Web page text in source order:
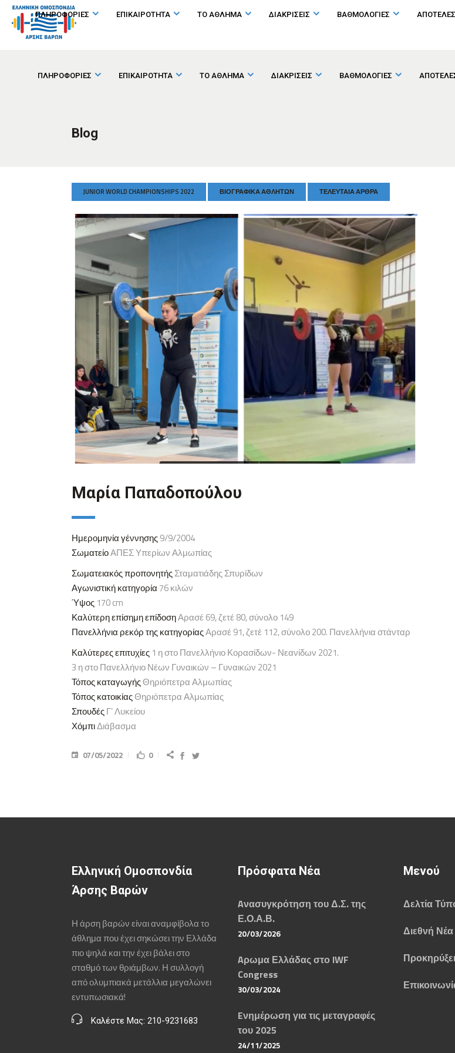
ΠΛΗΡΟΦΟΡΙΕΣ ΕΠΙΚΑΙΡΟΤΗΤΑ ΤΟ ΑΘΛΗΜΑ ΔΙΑΚΡΙΣΕΙΣ ΒΑΘΜΟΛΟΓΙΕΣ
ΠΛΗΡΟΦΟΡΙΕΣ ΕΠΙΚΑΙΡΟΤΗΤΑ ΤΟ ΑΘΛΗΜΑ ΔΙΑΚΡΙΣΕΙΣ ΒΑΘΜΟΛΟΓΙΕΣ
Blog
JUNIOR WORLD CHAMPIONSHIPS 2022 ΒΙΟΓΡΑΦΙΚΆ ΑΘΛΗΤΏΝ ΤΕΛΕΥΤΑΊΑ ΆΡΘΡΑ
Μαρία Παπαδοπούλου
Ημερομηνία γέννησης9/9/2004
ΣωματείοΑΠΕΣ Υπερίων Αλμωπίας
Σωματειακός προπονητήςΣταματιάδης Σπυρίδων
Αγωνιστική κατηγορία 76 κιλών
Ύψος 170 cm
Καλύτερη επίσημη επίδοσηΑρασέ 69, ζετέ 80, σύνολο 149
Πανελλήνια ρεκόρ της κατηγορίαςΑρασέ 91, ζετέ 112, σύνολο 200. Πανελλήνια στάνταρ
Καλύτερες επιτυχίες 1 η στο Πανελλήνιο Κορασίδων- Νεανίδων 2021.
3 η στο Πανελλήνιο Νέων Γυναικών – Γυναικών 2021
Τόπος καταγωγήςΘηριόπετρα Αλμωπίας
Τόπος κατοικίαςΘηριόπετρα Αλμωπίας
ΣπουδέςΓ’ Λυκείου
ΧόμπιΔιάβασμα
07/05/2022 0
Ελληνική Ομοσπονδία
Άρσης Βαρών
Η άρση βαρών είναι αναμφίβολα το
άθλημα που έχει σηκώσει την Ελλάδα
πιο ψηλά και την έχει βάλει στο
σταθμό των θριάμβων. Η συλλογή
από ολυμπιακά μετάλλια μεγαλώνει
εντυπωσιακά!
Καλέστε Μας: 210-9231683
Πρόσφατα Νέα
Aνασυγκρότηση του Δ.Σ. της
Ε.Ο.Α.Β.
20/03/2026
Aρωμα Ελλάδας στο IWF
Congress
30/03/2024
Eνημέρωση για τις μεταγραφές
του 2025
24/11/2025
Μενού
Δελτία
Διεθνή Νέα